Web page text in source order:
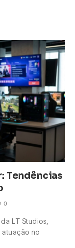
Tendências
0
LT Studios,
atuação no